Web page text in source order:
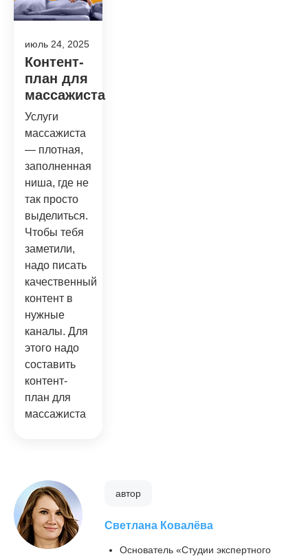
июль 24, 2025
Контент-
план для
массажиста
Услуги
массажиста
— плотная,
заполненная
ниша, где не
так просто
выделиться.
Чтобы тебя
заметили,
надо писать
качественный
контент в
нужные
каналы. Для
этого надо
составить
контент-
план для
массажиста
автор
Светлана Ковалёва
Основатель «Студии экспертного